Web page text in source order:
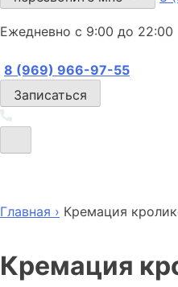
Ежедневно с 9:00 до 22:00
8 (969) 966-97-55
Записаться
Главная › Кремация
Кремация